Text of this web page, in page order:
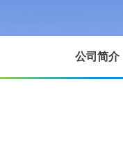
公司简介